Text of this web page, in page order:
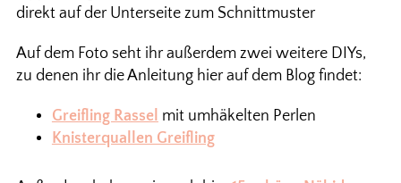
direkt auf der Unterseite zum Schnittmuster
Auf dem Foto seht ihr außerdem zwei weitere DIYs,
zu denen ihr die Anleitung hier auf dem Blog findet:
Greifling Rassel mit umhäkelten Perlen
Knisterquallen Greifling